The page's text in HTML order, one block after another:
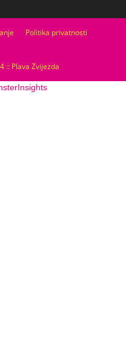
Politika privatnosti
:: Plava Zvijezda